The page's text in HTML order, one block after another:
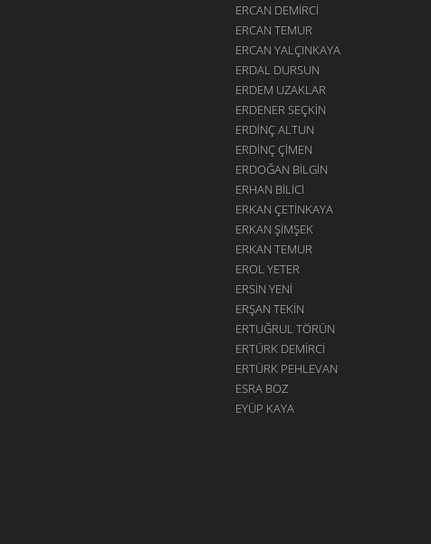
ERCAN DEMIRCI
ERCAN TEMUR
ERCAN YALÇINKAYA
ERDAL DURSUN
ERDEM UZAKLAR
ERDENER SEÇKIN
ERDINÇ ALTUN
ERDINÇ ÇIMEN
ERDOĞAN BILGIN
ERHAN BILICI
ERKAN ÇETINKAYA
ERKAN ŞIMŞEK
ERKAN TEMUR
EROL YETER
ERSIN YENI
ERŞAN TEKIN
ERTUĞRUL TÖRÜN
ERTÜRK DEMIRCI
ERTÜRK PEHLEVAN
ESRA BOZ
EYÜP KAYA